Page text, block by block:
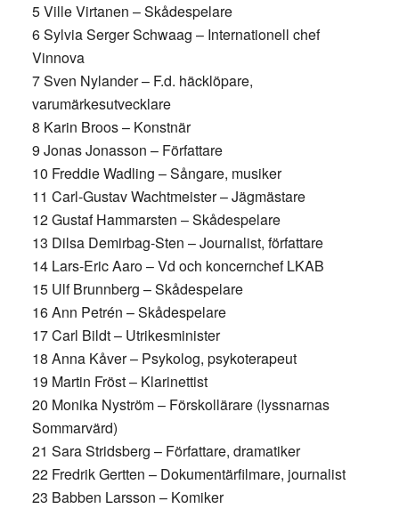
5 Ville Virtanen – Skådespelare
6 Sylvia Serger Schwaag – Internationell chef
Vinnova
7 Sven Nylander – F.d. häcklöpare,
varumärkesutvecklare
8 Karin Broos – Konstnär
9 Jonas Jonasson – Författare
10 Freddie Wadling – Sångare, musiker
11 Carl-Gustav Wachtmeister – Jägmästare
12 Gustaf Hammarsten – Skådespelare
13 Dilsa Demirbag-Sten – Journalist, författare
14 Lars-Eric Aaro – Vd och koncernchef LKAB
15 Ulf Brunnberg – Skådespelare
16 Ann Petrén – Skådespelare
17 Carl Bildt – Utrikesminister
18 Anna Kåver – Psykolog, psykoterapeut
19 Martin Fröst – Klarinettist
20 Monika Nyström – Förskollärare (lyssnarnas
Sommarvärd)
21 Sara Stridsberg – Författare, dramatiker
22 Fredrik Gertten – Dokumentärfilmare, journalist
23 Babben Larsson – Komiker